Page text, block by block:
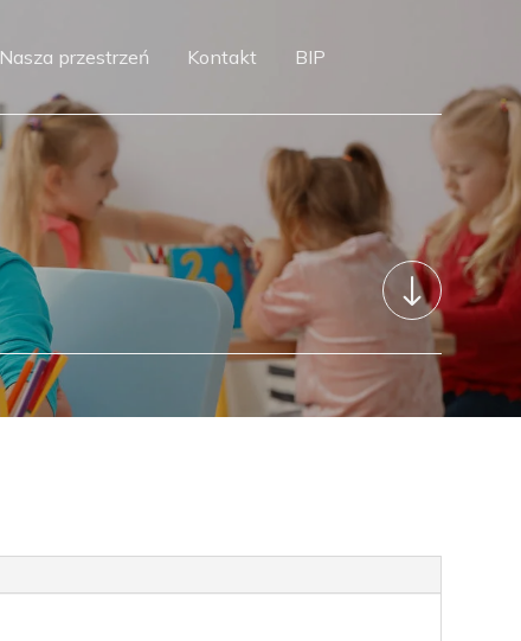
Nasza przestrzeń Kontakt BIP
"